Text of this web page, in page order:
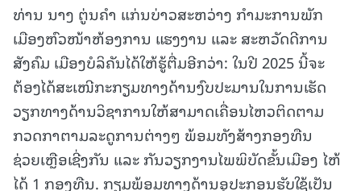
ທ່ານ ນາງ ຕູ່ນຄໍາ ແກ່ນບ່າວສະຫວ່າງ ກໍາມະການພັກ
ເມືອງຫົວໜ້າຫ້ອງການ ແຮງງານ ແລະ ສະຫວັດດີການ
ສັງຄົມ ເມືອງບໍລິຄັນໄດ້ໃຫ້ຮູ້ຕື່ມອີກວ່າ: ໃນປີ 2025 ນີ້ຈະ
ຕ້ອງໄດ້ສະເໜີກະກຽມທາງດ້ານງົບປະມານໃນການເຮັດ
ວຽກທາງດ້ານວິຊາການໃຫ້ສາມາດເຄື່ອນໄຫວຕິດຕາມ
ກວດກາຕາມລະດູການຕ່າງໆ ພ້ອມທັງສ້າງກອງທືນ
ຊ່ວຍເຫຼືອເຊີ່ງກັນ ແລະ ກັນວຽກງານໄພພິບັດຂັ້ນເມືອງ ໄຫ້
ໄດ້ 1 ກອງທືນ. ກຽມພ້ອມທາງດ້ານອຸປະກອນຮັບໃຊ້ເປັນ